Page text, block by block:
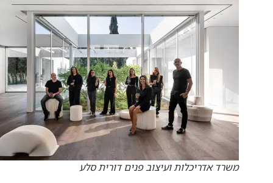
משרד אדריכלות ועיצוב פנים דורית סלע